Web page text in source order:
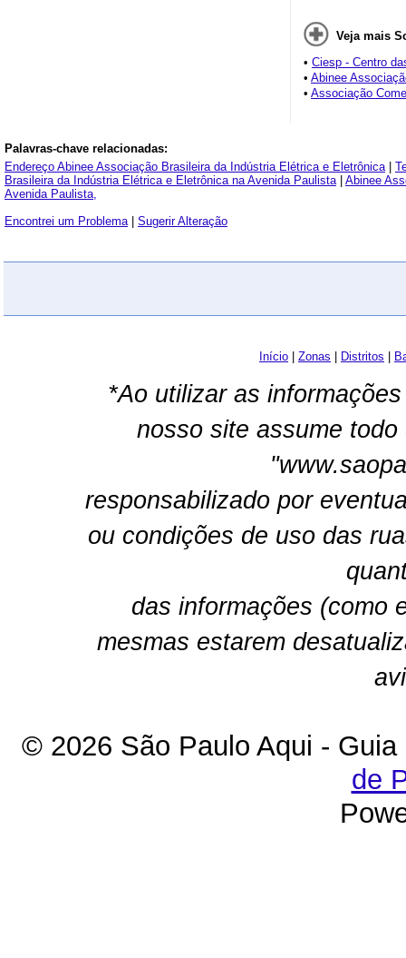
Veja mais
• Ciesp - Centro
• Abinee
• Associação
Palavras-chave relacionadas:
Endereço Abinee Associação Brasileira da Indústria Elétrica e Eletrônica|
Brasileira da Indústria Elétrica e Eletrônica na Avenida Paulista| Abinee
Avenida Paulista,
Encontrei um Problema| Sugerir Alteração
Início Zonas Distritos
*Ao utilizar as
nosso site assume
responsabilizado por
ou condições de uso das
das informações (como
mesmas estarem
© 2026 São Paulo Aqui -
de